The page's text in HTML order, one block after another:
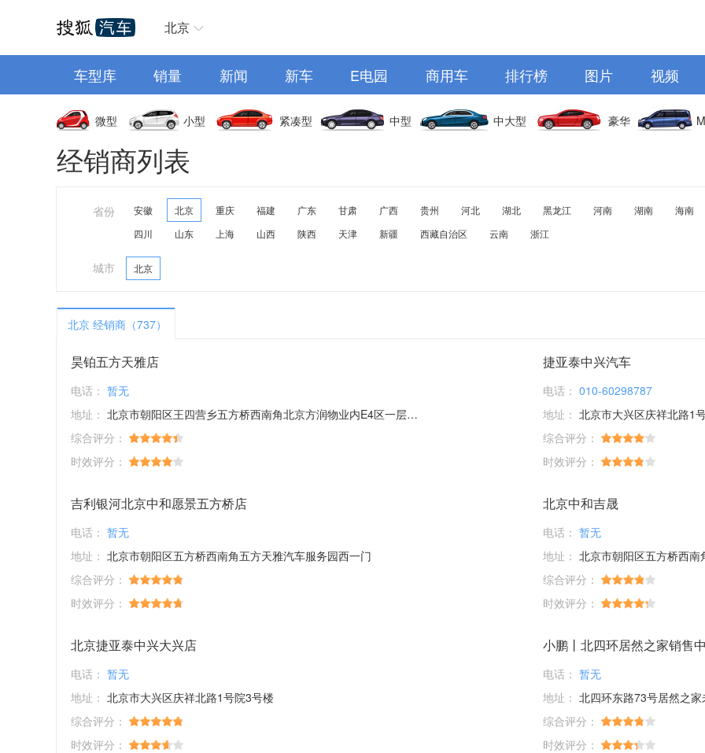
北京
车型库 销量 新闻 新车 E电园 商用车 排行榜 图片 视频
微型 小型 紧凑型 中型 中大型 豪华
经销商列表
省份 安徽 北京 重庆 福建 广东 甘肃 广西 贵州 河北 湖北 黑龙江 河南 湖南 海南
四川
山东 上海 山西 陕西 天津 新疆 西藏自治区 云南 浙江
城市 北京
北京 经销商（737）
昊铂五方天雅店
电话： 暂无
地址： 北京市朝阳区王四营乡五方桥西南角北京方润物业内E4区一层56、58号
综合评分：
时效评分：
捷亚泰中兴汽车
电话： 010-60298787
地址： 北京市大兴区庆祥北路1
综合评分：
时效评分：
吉利银河北京中和愿景五方桥店
电话： 暂无
地址： 北京市朝阳区五方桥西南角五方天雅汽车服务园西一门
综合评分：
时效评分：
北京中和吉晟
电话： 暂无
地址： 北京市朝阳区五方桥西
综合评分：
时效评分：
北京捷亚泰中兴大兴店
电话： 暂无
地址： 北京市大兴区庆祥北路1号院3号楼
综合评分：
时效评分：
小鹏丨北四环居然之家销售
电话： 暂无
地址： 北四环东路73号居然之
综合评分：
时效评分：